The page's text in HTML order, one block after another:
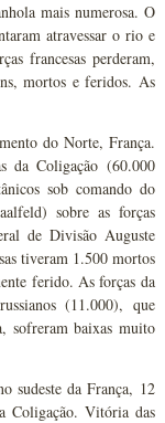
mais numerosa. O
atravessar o rio e
francesas perderam,
mortos e feridos. As
do Norte, França.
da Coligação (60.000
sob comando do
sobre as forças
de Divisão Auguste
tiveram 1.500 mortos
ferido. As forças da
(11.000), que
sofreram baixas muito
sudeste da França, 12
Coligação. Vitória das